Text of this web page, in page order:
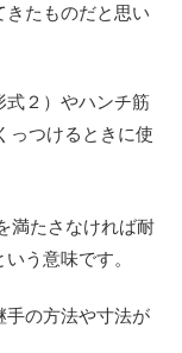
きたものだと思い
式２）やハンチ筋
っつけるときに使
満たさなければ耐
う意味です。
手の方法や寸法が